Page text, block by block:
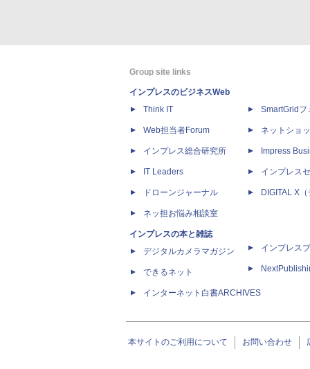
Group site links
インプレスのビジネスWeb
Think IT
Web担当者Forum
インプレス総合研究所
IT Leaders
ドローンジャーナル
ネッ担お悩み相談室
インプレスの本と雑誌
デジタルカメラマガジン
できるネット
インターネット白書ARCHIVES
SmartGridフ
ネットショ
Impress
インプレス
DIGITAL X
インプレス
本サイトのご利用について お問い合わせ